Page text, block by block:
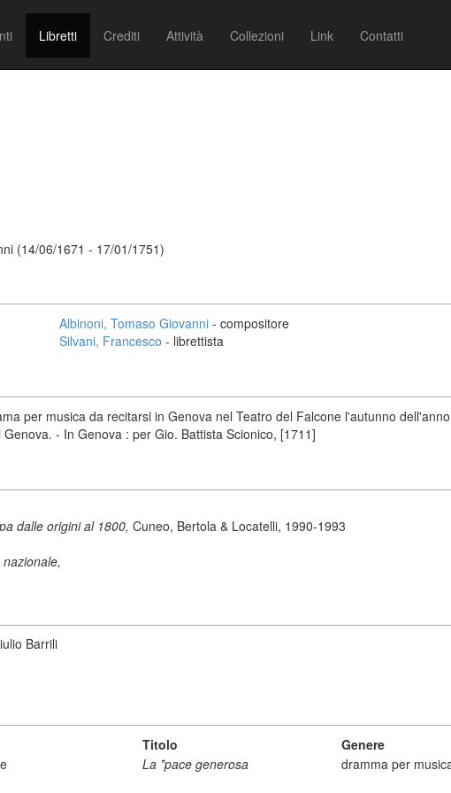
Libretti Crediti Attività Collezioni Link Contatti
(14/06/1671 - 17/01/1751)
Albinoni, Tomaso Giovanni - compositore
Silvani, Francesco - librettista
per musica da recitarsi in Genova nel Teatro del Falcone l'autunno
- In Genova : per Gio. Battista Scionico, [1711]
dalle origini al 1800, Cuneo, Bertola & Locatelli, 1990-1993
Barrili
Titolo Genere
La *pace generosa dramma per